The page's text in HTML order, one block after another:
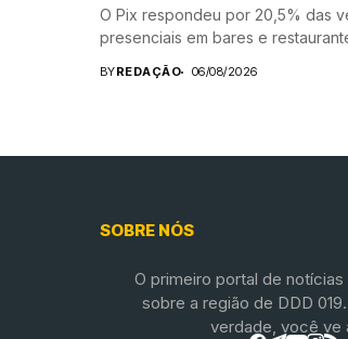
O Pix respondeu por 20,5% das
presenciais em bares e
BYREDAÇÃO 06/08/2026
SOBRE NÓS
O primeiro portal de
sobre a região de DDD
verdade, você ve